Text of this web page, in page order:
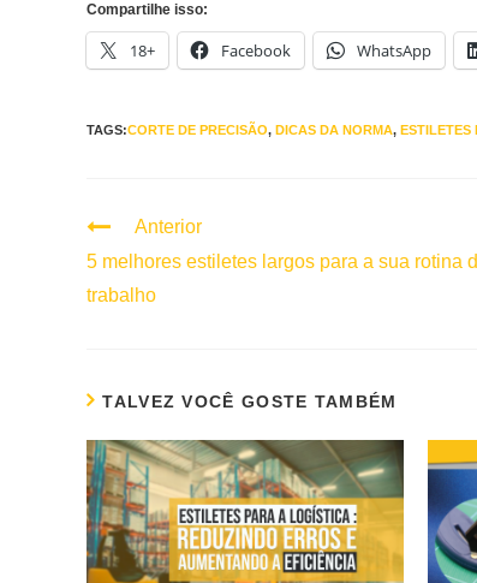
Compartilhe isso:
18+ Facebook WhatsApp
TAGS:CORTE DE PRECISÃO, DICAS DA NORMA, ESTILETES
Continuar
lendo
Anterior
5 melhores estiletes largos para a sua rotina
trabalho
TALVEZ VOCÊ GOSTE TAMBÉM